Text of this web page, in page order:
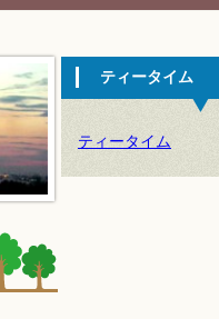
ティータイム
ティータイム